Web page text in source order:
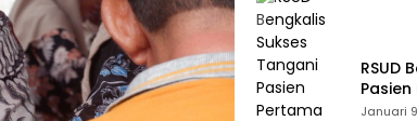
RSUD
Stroke
Januari